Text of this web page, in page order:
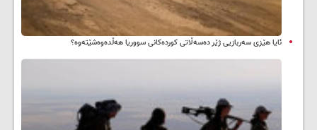
ئایا هێزی سەربازیی ژێر دەسەڵاتی کوردەکانی سووریا هەڵدەوەشێتەوە؟